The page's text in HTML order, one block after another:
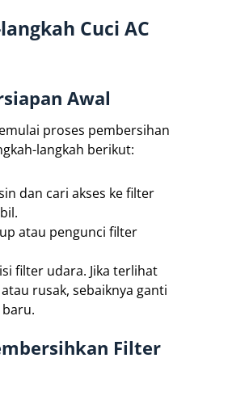
Cuci AC
Awal
proses pembersihan
langkah berikut:
dan cari akses ke filter
atau pengunci filter
filter udara. Jika terlihat
rusak, sebaiknya ganti
Filter